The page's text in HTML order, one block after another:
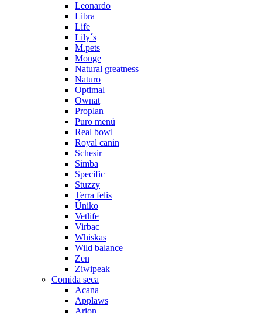
Leonardo
Libra
Life
Lily´s
M.pets
Monge
Natural greatness
Naturo
Optimal
Ownat
Proplan
Puro menú
Real bowl
Royal canin
Schesir
Simba
Specific
Stuzzy
Terra felis
Úniko
Vetlife
Virbac
Whiskas
Wild balance
Zen
Ziwipeak
Comida seca
Acana
Applaws
Arion